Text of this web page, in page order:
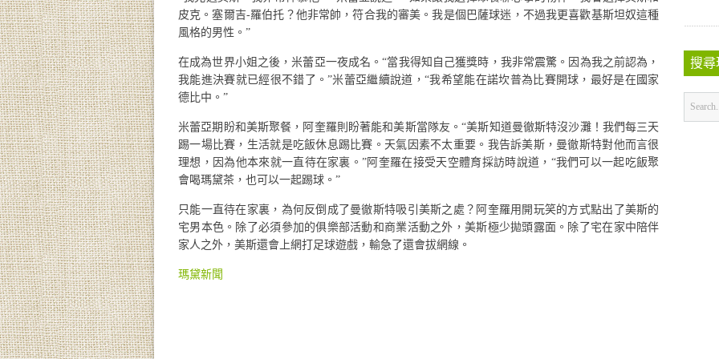
皮克。塞爾吉-羅伯托？他非常帥，符合我的審美。我是個巴薩球迷，不過我更喜歡基斯坦奴這種
風格的男性。”
在成為世界小姐之後，米蕾亞一夜成名。“當我得知自己獲獎時，我非常震驚。因為我之前認為，
我能進決賽就已經很不錯了。”米蕾亞繼續說道，“我希望能在諾坎普為比賽開球，最好是在國家
德比中。”
米蕾亞期盼和美斯聚餐，阿奎羅則盼著能和美斯當隊友。“美斯知道曼徹斯特沒沙灘！我們每三天
踢一場比賽，生活就是吃飯休息踢比賽。天氣因素不太重要。我告訴美斯，曼徹斯特對他而言很
理想，因為他本來就一直待在家裏。”阿奎羅在接受天空體育採訪時說道，“我們可以一起吃飯聚
會喝瑪黛茶，也可以一起踢球。”
只能一直待在家裏，為何反倒成了曼徹斯特吸引美斯之處？阿奎羅用開玩笑的方式點出了美斯的
宅男本色。除了必須參加的俱樂部活動和商業活動之外，美斯極少拋頭露面。除了宅在家中陪伴
家人之外，美斯還會上網打足球遊戲，輸急了還會拔網線。
瑪黛新聞
搜尋